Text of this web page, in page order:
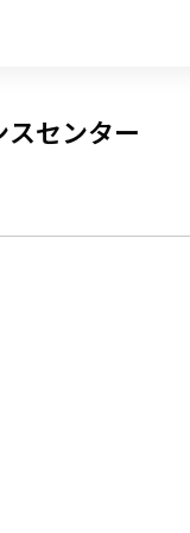
センター